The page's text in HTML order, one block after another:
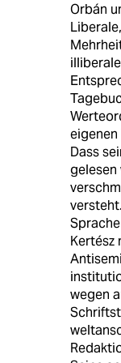
Orbán
eigenen
Dass
gelesen
Kertész
wegen